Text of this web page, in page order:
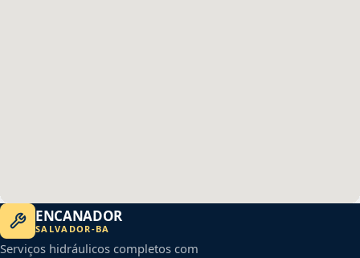
ENCANADOR
SALVADOR-BA
Serviços hidráulicos completos com